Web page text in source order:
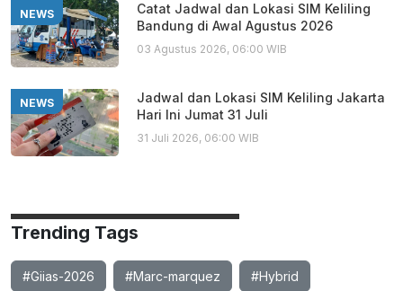
NEWS
Catat Jadwal dan Lokasi SIM Keliling
Bandung di Awal Agustus 2026
03 Agustus 2026, 06:00 WIB
NEWS
Jadwal dan Lokasi SIM Keliling Jakarta
Hari Ini Jumat 31 Juli
31 Juli 2026, 06:00 WIB
Trending Tags
#Giias-2026 #Marc-marquez #Hybrid